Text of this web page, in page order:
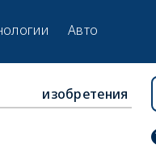
Авто
изобретения